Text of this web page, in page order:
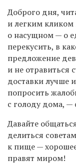
Доброго дня,
и легким
о насущном — о
перекусить, в
предложение
и не отравиться
доставки лучше
попросить
с голоду дома, —
Давайте
делиться
к пище —
правят миром!